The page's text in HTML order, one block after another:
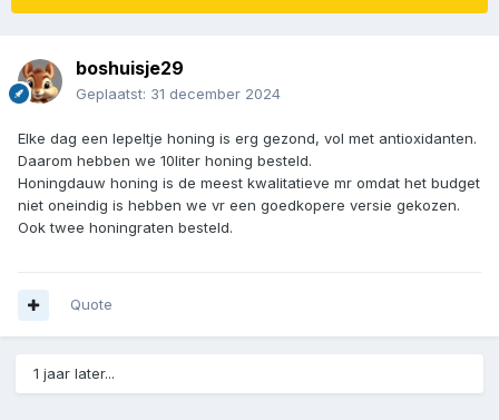
boshuisje29
Geplaatst: 31 december 2024
Elke dag een lepeltje honing is erg gezond, vol met antioxidanten.
Daarom hebben we 10liter honing besteld.
Honingdauw honing is de meest kwalitatieve mr omdat het budget
niet oneindig is hebben we vr een goedkopere versie gekozen.
Ook twee honingraten besteld.
Quote
1 jaar later...